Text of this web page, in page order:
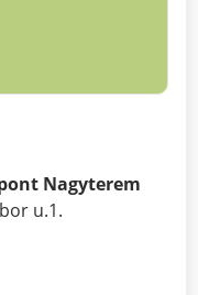
Nagyterem
u.1.